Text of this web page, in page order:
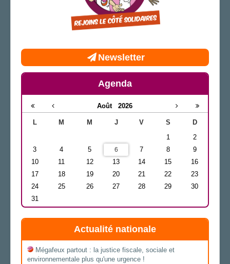
Newsletter
Agenda
Août 2026
L M M J V S
D
1
2
3
4 5 6 7 8
9
10
11 12 13 14 15
16
17
18 19 20 21 22
23
24
25 26 27 28 29
30
31
Actualité nationale
Mégafeux partout : la justice fiscale, sociale et
environnementale plus qu'une urgence !